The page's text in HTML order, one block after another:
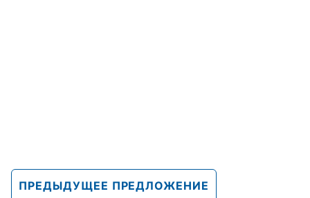
ПРЕДЫДУЩЕЕ ПРЕДЛОЖЕНИЕ